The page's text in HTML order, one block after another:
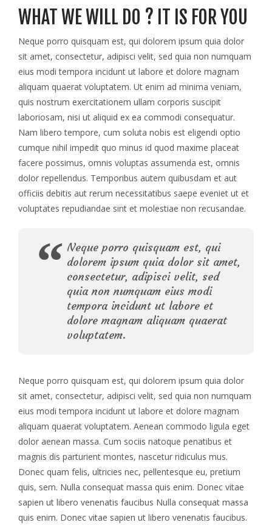
WHAT WE WILL DO ? IT IS FOR YOU
Neque porro quisquam est, qui dolorem ipsum quia dolor
sit amet, consectetur, adipisci velit, sed quia non numquam
eius modi tempora incidunt ut labore et dolore magnam
aliquam quaerat voluptatem. Ut enim ad minima veniam,
quis nostrum exercitationem ullam corporis suscipit
laboriosam, nisi ut aliquid ex ea commodi consequatur.
Nam libero tempore, cum soluta nobis est eligendi optio
cumque nihil impedit quo minus id quod maxime placeat
facere possimus, omnis voluptas assumenda est, omnis
dolor repellendus. Temporibus autem quibusdam et aut
officiis debitis aut rerum necessitatibus saepe eveniet ut et
voluptates repudiandae sint et molestiae non recusandae.
Neque porro quisquam est, qui
dolorem ipsum quia dolor sit amet,
consectetur, adipisci velit, sed
quia non numquam eius modi
tempora incidunt ut labore et
dolore magnam aliquam quaerat
voluptatem.
Neque porro quisquam est, qui dolorem ipsum quia dolor
sit amet, consectetur, adipisci velit, sed quia non numquam
eius modi tempora incidunt ut labore et dolore magnam
aliquam quaerat voluptatem. Aenean commodo ligula eget
dolor aenean massa. Cum sociis natoque penatibus et
magnis dis parturient montes, nascetur ridiculus mus.
Donec quam felis, ultricies nec, pellentesque eu, pretium
quis, sem. Nulla consequat massa quis enim. Donec vitae
sapien ut libero venenatis faucibus Nulla consequat massa
quis enim. Donec vitae sapien ut libero venenatis faucibus.